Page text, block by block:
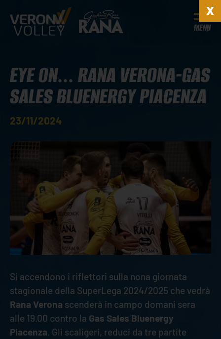
MENU
EYE ON... RANA VERONA-GAS
SALES BLUENERGY PIACENZA
23/11/2024
Si accendono i riflettori sulla nona giornata
stagionale della SuperLega 2024/2025 che vedrà
Rana Verona scenderà in campo domani sera
alle 19.00 contro la Gas Sales Bluenergy
Piacenza . Gli scaligeri, reduci da tre partite